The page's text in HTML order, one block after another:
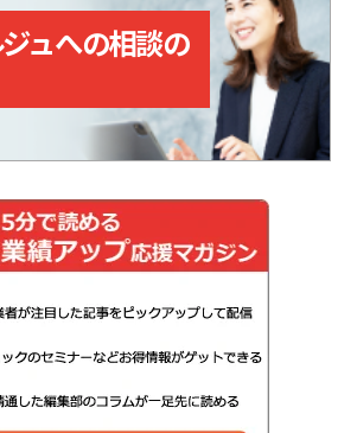
ュへの相談の